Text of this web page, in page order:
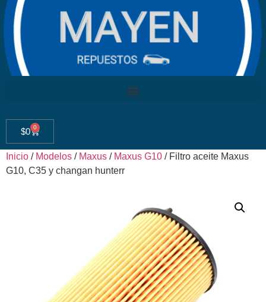
$0 0
Inicio / Modelos / Maxus / Maxus G10 / Filtro aceite Maxus
G10, C35 y changan hunterr